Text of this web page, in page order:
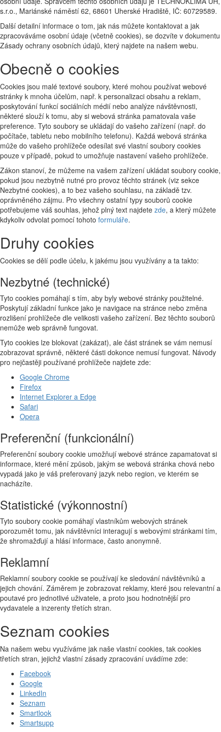
s.r.o., Mariánské náměstí 62, 68601 Uherské Hradiště, IČ: 60729589.
Další detailní informace o tom, jak nás můžete kontaktovat a jak
zpracováváme osobní údaje (včetně cookies), se dozvíte v dokumentu
Zásady ochrany osobních údajů, který najdete na našem webu.
Obecně o cookies
Cookies jsou malé textové soubory, které mohou používat webové
stránky k mnoha účelům, např. k personalizaci obsahu a reklam,
poskytování funkcí sociálních médií nebo analýze návštěvnosti,
některé slouží k tomu, aby si webová stránka pamatovala vaše
preference. Tyto soubory se ukládají do vašeho zařízení (např. do
počítače, tabletu nebo mobilního telefonu). Každá webová stránka
může do vašeho prohlížeče odesílat své vlastní soubory cookies
pouze v případě, pokud to umožňuje nastavení vašeho prohlížeče.
Zákon stanoví, že můžeme na vašem zařízení ukládat soubory cookie,
pokud jsou nezbytně nutné pro provoz těchto stránek (viz sekce
Nezbytné cookies), a to bez vašeho souhlasu, na základě tzv.
oprávněného zájmu. Pro všechny ostatní typy souborů cookie
potřebujeme váš souhlas, jehož plný text najdete zde, a který můžete
kdykoliv odvolat pomocí tohoto formuláře.
Druhy cookies
Cookies se dělí podle účelu, k jakému jsou využívány a ta takto:
Nezbytné (technické)
Tyto cookies pomáhají s tím, aby byly webové stránky použitelné.
Poskytují základní funkce jako je navigace na stránce nebo změna
rozlišení prohlížeče dle velikosti vašeho zařízení. Bez těchto souborů
nemůže web správně fungovat.
Tyto cookies lze blokovat (zakázat), ale část stránek se vám nemusí
zobrazovat správně, některé části dokonce nemusí fungovat. Návody
pro nejčastěji používané prohlížeče najdete zde:
Google Chrome
Firefox
Internet Explorer a Edge
Safari
Opera
Preferenční (funkcionální)
Preferenční soubory cookie umožňují webové stránce zapamatovat si
informace, které mění způsob, jakým se webová stránka chová nebo
vypadá jako je váš preferovaný jazyk nebo region, ve kterém se
nacházíte.
Statistické (výkonnostní)
Tyto soubory cookie pomáhají vlastníkům webových stránek
porozumět tomu, jak návštěvníci interagují s webovými stránkami tím,
že shromažďují a hlásí informace, často anonymně.
Reklamní
Reklamní soubory cookie se používají ke sledování návštěvníků a
jejich chování. Záměrem je zobrazovat reklamy, které jsou relevantní a
poutavé pro jednotlivé uživatele, a proto jsou hodnotnější pro
vydavatele a inzerenty třetích stran.
Seznam cookies
Na našem webu využíváme jak naše vlastní cookies, tak cookies
třetích stran, jejichž vlastní zásady zpracování uvádíme zde:
Facebook
Google
LinkedIn
Seznam
Smartlook
Smartsupp